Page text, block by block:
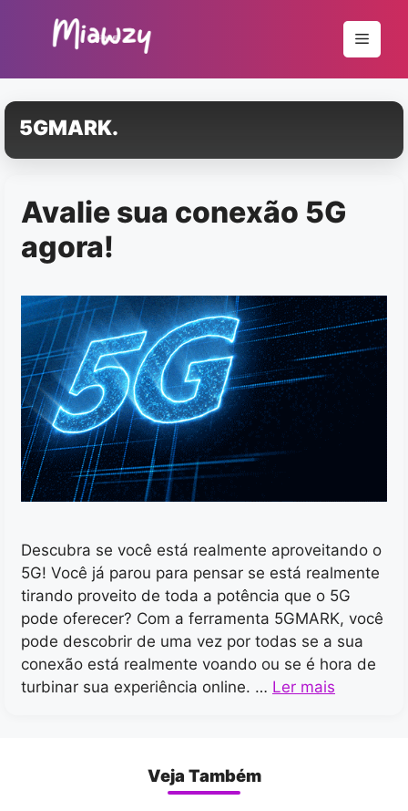
conteúdo
Menu
5GMARK.
Avalie sua conexão 5G
agora!
Descubra se você está realmente aproveitando o
5G! Você já parou para pensar se está realmente
tirando proveito de toda a potência que o 5G
pode oferecer? Com a ferramenta 5GMARK, você
pode descobrir de uma vez por todas se a sua
conexão está realmente voando ou se é hora de
turbinar sua experiência online. … Ler mais
Veja Também